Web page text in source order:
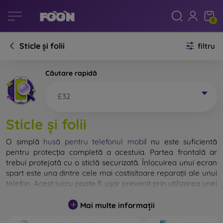
0
Sticle și folii filtru
Căutare rapidă
E32
Sticle și folii
O simplă husă pentru telefonul mobil nu este suficientă
pentru protecția completă a acestuia. Partea frontală ar
trebui protejată cu o sticlă securizată. Înlocuirea unui ecran
spart este una dintre cele mai costisitoare reparații ale unui
telefon. Acest lucru poate fi ușor prevenit prin utilizarea unei
Deși nu există sticlă indestructibilă pentru telefon, în
Mai multe informații